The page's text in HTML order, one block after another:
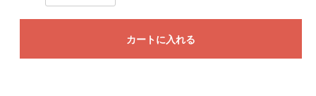
カートに入れる